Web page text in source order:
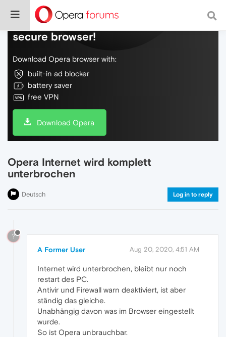
Do more on the web, with a fast and
secure browser!
Download Opera browser with:
built-in ad blocker
battery saver
free VPN
Download Opera
Opera Internet wird komplett
unterbrochen
Deutsch Log in to reply
?
A Former User Aug 20, 2020, 4:51 AM
Internet wird unterbrochen, bleibt nur noch
restart des PC.
Antivir und Firewall warn deaktiviert, ist aber
ständig das gleiche.
Unabhängig davon was im Browser eingestellt
wurde.
So ist Opera unbrauchbar.